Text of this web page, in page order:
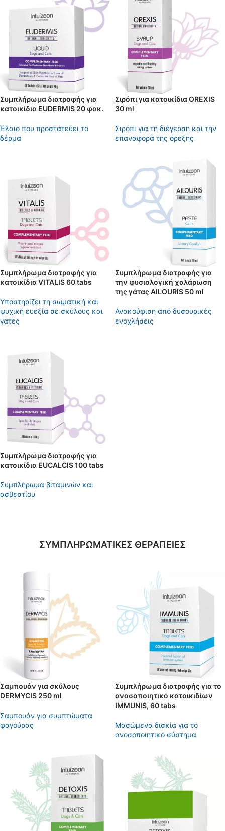
Συμπλήρωμα διατροφής για
κατοικίδια EUDERMIS 20 φακ.
Έλαιο που προστατεύει το
δέρμα
Σιρόπι για κατοικίδια OREXIS
30 ml
Σιρόπι για τη διέγερση και την
επαναφορά της όρεξης
Συμπλήρωμα διατροφής για
κατοικίδια VITALIS 60 tabs
Yποστηρίζει τη σωματική και
ψυχική ευεξία σε σκύλους και
γάτες
Συμπλήρωμα διατροφής για
την φυσιολογική χαλάρωση
της γάτας AILOURIS 50 ml
Ανακούφιση από δυσουρικές
ενοχλήσεις
Συμπλήρωμα διατροφής για
κατοικίδια EUCALCIS 100 tabs
Συμπλήρωμα βιταμινών και
ασβεστίου
ΣΥΜΠΛΗΡΩΜΑΤΙΚΕΣ ΘΕΡΑΠΕΙΕΣ
Σαμπουάν για σκύλους
DERMYCIS 250 ml
Σαμπουάν για συμπτώματα
φαγούρας
Συμπλήρωμα διατροφής για το
ανοσοποιητικό κατοικιδίων
IMMUNIS, 60 tabs
Μασώμενα δισκία για το
ανοσοποιητικό σύστημα